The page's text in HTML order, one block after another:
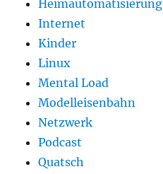
Heimautomatisierung
Internet
Kinder
Linux
Mental Load
Modelleisenbahn
Netzwerk
Podcast
Quatsch